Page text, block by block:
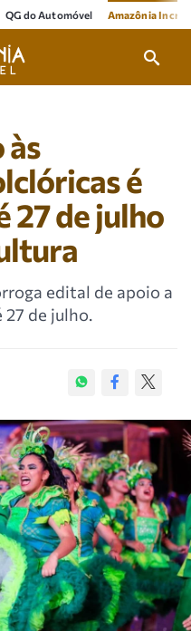
QG do Automóvel Amazônia
às
é
27 de julho
edital de apoio a
de julho.